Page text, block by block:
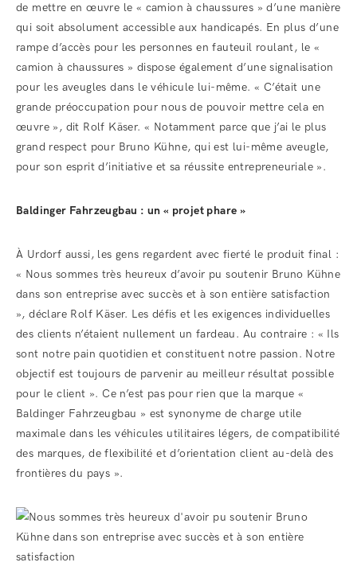
de mettre en œuvre le « camion à chaussures » d’une manière
qui soit absolument accessible aux handicapés. En plus d’une
rampe d’accès pour les personnes en fauteuil roulant, le «
camion à chaussures » dispose également d’une signalisation
pour les aveugles dans le véhicule lui-même. « C’était une
grande préoccupation pour nous de pouvoir mettre cela en
œuvre », dit Rolf Käser. « Notamment parce que j’ai le plus
grand respect pour Bruno Kühne, qui est lui-même aveugle,
pour son esprit d’initiative et sa réussite entrepreneuriale ».
Baldinger Fahrzeugbau : un « projet phare »
À Urdorf aussi, les gens regardent avec fierté le produit final :
« Nous sommes très heureux d’avoir pu soutenir Bruno Kühne
dans son entreprise avec succès et à son entière satisfaction
», déclare Rolf Käser. Les défis et les exigences individuelles
des clients n’étaient nullement un fardeau. Au contraire : « Ils
sont notre pain quotidien et constituent notre passion. Notre
objectif est toujours de parvenir au meilleur résultat possible
pour le client ». Ce n’est pas pour rien que la marque «
Baldinger Fahrzeugbau » est synonyme de charge utile
maximale dans les véhicules utilitaires légers, de compatibilité
des marques, de flexibilité et d’orientation client au-delà des
frontières du pays ».